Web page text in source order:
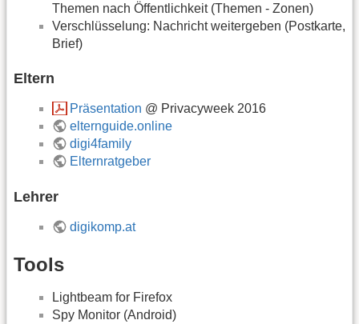
Themen nach Öffentlichkeit (Themen - Zonen)
Verschlüsselung: Nachricht weitergeben (Postkarte,
Brief)
Eltern
Präsentation @ Privacyweek 2016
elternguide.online
digi4family
Elternratgeber
Lehrer
digikomp.at
Tools
Lightbeam for Firefox
Spy Monitor (Android)